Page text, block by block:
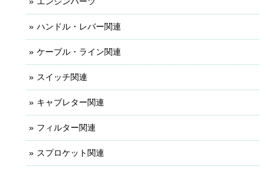
ハンドル・レバー関連
ケーブル・ライン関連
スイッチ関連
キャブレター関連
フィルター関連
スプロケット関連